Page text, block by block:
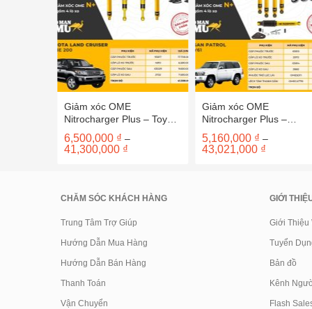
Giảm xóc OME
Nitrocharger Plus – Toyota
Land Cruiser 200
6,500,000 ₫ –
41,300,000 ₫Khoảng
41,300,000 ₫
Giảm xóc OME
Nitrocharger Plus –
Nissan Patrol GU Y61
5,160,000 ₫ –
43,021,000 ₫
CHĂM SÓC KHÁCH HÀNG
Trung Tâm Trợ Giúp
Hướng Dẫn Mua Hàng
Hướng Dẫn Bán Hàng
Thanh Toán
Vận Chuyển
GIỚI
Giới Thiệu
Tuyển
Bản đồ
Kênh
Flash